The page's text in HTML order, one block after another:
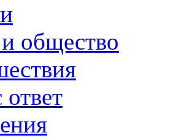
общество